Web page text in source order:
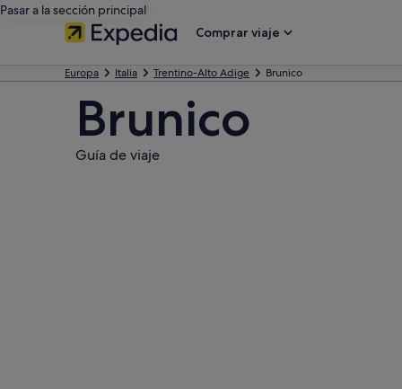
Pasar a la sección principal
Comprar viaje
Europa Italia Trentino-Alto Adige Brunico
Brunico
Guía de viaje